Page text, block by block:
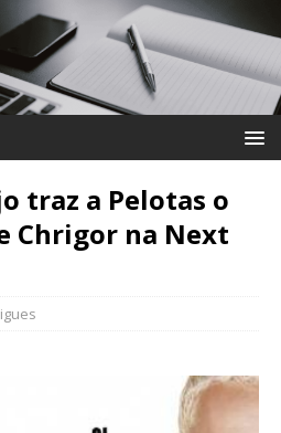
traz a Pelotas o
Chrigor na Next